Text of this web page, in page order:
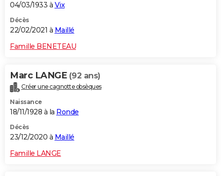
04/03/1933 à Vix
Décès
22/02/2021 à Maillé
Famille BENETEAU
Marc LANGE (92 ans)
Créer une cagnotte obsèques
Naissance
18/11/1928 à la Ronde
Décès
23/12/2020 à Maillé
Famille LANGE